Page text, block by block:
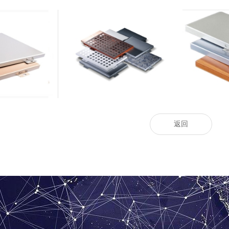
装饰辊涂铝单板 室
返回